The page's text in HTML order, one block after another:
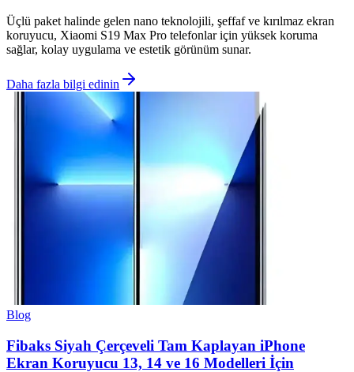
Üçlü paket halinde gelen nano teknolojili, şeffaf ve kırılmaz ekran
koruyucu, Xiaomi S19 Max Pro telefonlar için yüksek koruma
sağlar, kolay uygulama ve estetik görünüm sunar.
Daha fazla bilgi edinin
Blog
Fibaks Siyah Çerçeveli Tam Kaplayan iPhone
Ekran Koruyucu 13, 14 ve 16 Modelleri İçin